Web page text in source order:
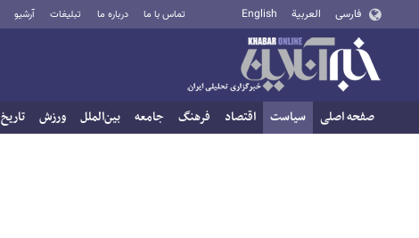
فارسی العربية English تماس با ما درباره ما تبلیغات آرشیو
صفحه اصلی سیاست اقتصاد فرهنگ جامعه بین‌الملل ورزش تاریخ